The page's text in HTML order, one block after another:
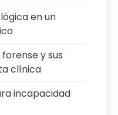
en un
y sus
clínica
incapacidad